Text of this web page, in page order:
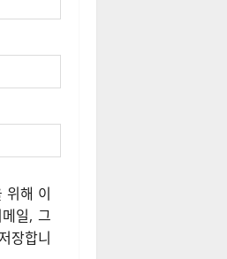
위해 이
일, 그
장합니